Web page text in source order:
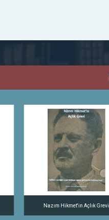
Nazım Hikmet'in Açlık Grevi